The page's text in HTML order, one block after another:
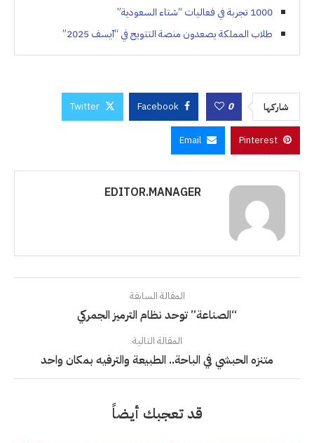
1000 تجربة في فعاليات “شتاء السعودية”
طلاب المملكة يصعدون منصة التتويج في “آيسف 2025”
شاركها 0
Facebook
Twitter
Pinterest
Email
EDITOR.MANAGER
المقالة السابقة
“الصناعة” توحد نظام الترميز الجمركي
المقالة التالية
متنزه الحبشي في الباحة.. الطبيعة والترفيه بمكان واحد
قد تعجبك أيضاً